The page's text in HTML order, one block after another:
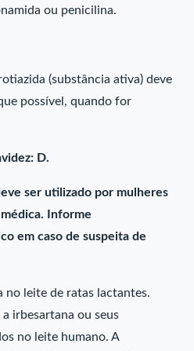
ou penicilina.
(substância ativa) deve
possível, quando for
D.
ser utilizado por mulheres
Informe
em caso de suspeita de
no leite de ratas lactantes.
irbesartana ou seus
no leite humano. A